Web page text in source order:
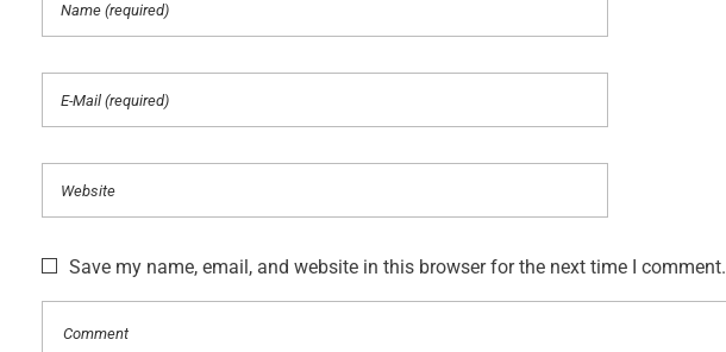
Save my name, email, and website in this browser for the next time I comment.